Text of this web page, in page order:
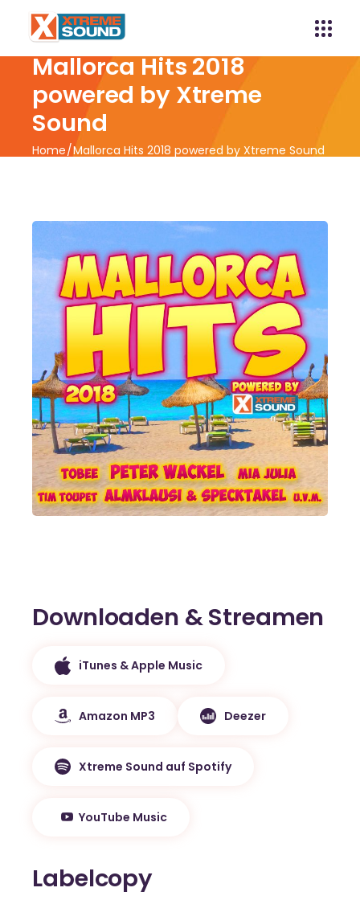
Mallorca Hits 2018
powered by Xtreme
Sound
Home Mallorca Hits 2018 powered by Xtreme Sound
Downloaden & Streamen
iTunes & Apple Music
Amazon MP3 Deezer
Xtreme Sound auf Spotify
YouTube Music
Labelcopy